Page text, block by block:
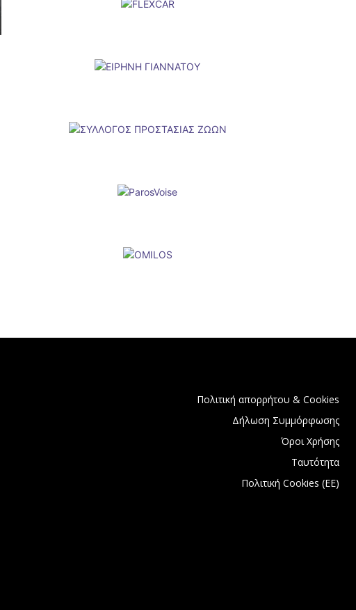
Πολιτική απορρήτου & Cookies
Δήλωση Συμμόρφωσης
Όροι Χρήσης
Ταυτότητα
Πολιτική Cookies (ΕΕ)